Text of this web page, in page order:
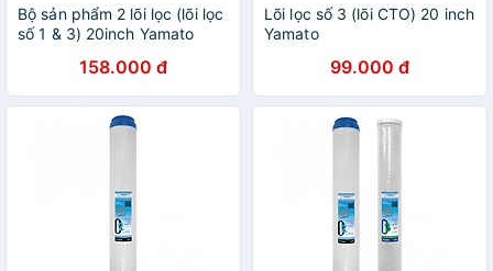
Bộ sản phẩm 2 lõi lọc (lõi lọc
số 1 & 3) 20inch Yamato
158.000 đ
Lõi lọc số 3 (lõi CTO) 20 inch
Yamato
99.000 đ